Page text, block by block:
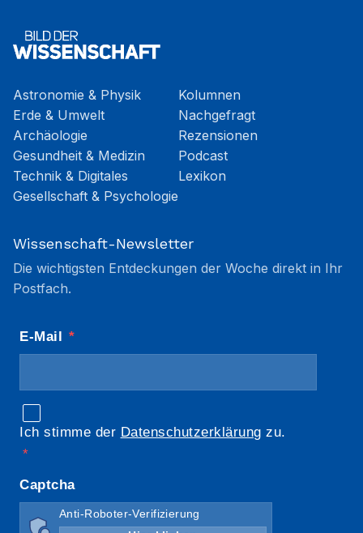
Astronomie & Physik
Erde & Umwelt
Archäologie
Gesundheit & Medizin
Technik & Digitales
Gesellschaft & Psychologie
Kolumnen
Nachgefragt
Rezensionen
Podcast
Lexikon
Wissenschaft-Newsletter
Die wichtigsten Entdeckungen der Woche direkt in Ihr
Postfach.